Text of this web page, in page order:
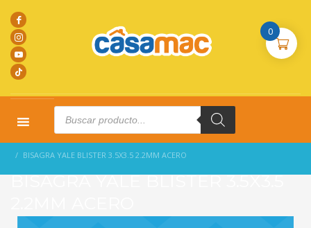
Products
search
BISAGRA YALE BLISTER 3.5X3.5 2.2MM ACERO
BISAGRA YALE BLISTER 3.5X3.5
0